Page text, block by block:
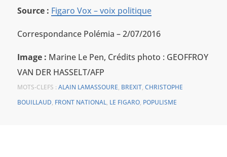
Source : Figaro Vox – voix politique
Correspondance Polémia – 2/07/2016
Image : Marine Le Pen, Crédits photo : GEOFFROY
VAN DER HASSELT/AFP
MOTS-CLEFS : ALAIN LAMASSOURE, BREXIT, CHRISTOPHE
BOUILLAUD, FRONT NATIONAL, LE FIGARO, POPULISME